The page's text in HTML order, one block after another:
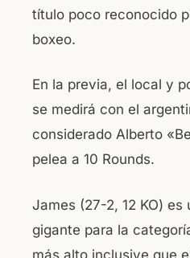
título poco reconocido
boxeo.
En la previa, el local y
se medirá con el
considerado Alberto
pelea a 10 Rounds.
James (27-2, 12 KO) es
gigante para la
más alto inclusive que